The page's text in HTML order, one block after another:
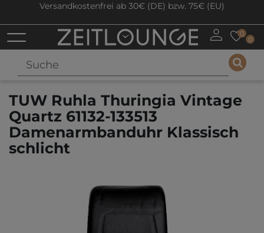
Versandkostenfrei ab 30€ (DE) bzw. 75€ (EU)
0
0
TUW Ruhla Thuringia Vintage
Quartz 61132-133513
Damenarmbanduhr Klassisch
schlicht